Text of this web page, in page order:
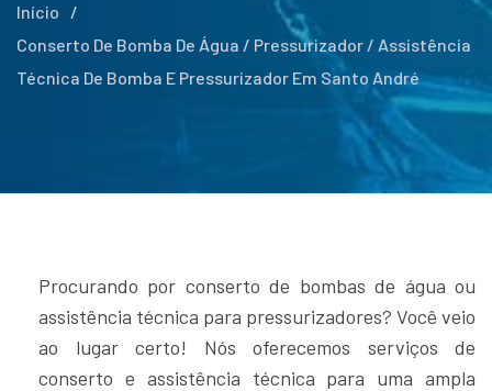
Início
/
Conserto De Bomba De Água / Pressurizador / Assistência
Técnica De Bomba E Pressurizador Em Santo André
Procurando por conserto de bombas de água ou
assistência técnica para pressurizadores? Você veio
ao lugar certo! Nós oferecemos serviços de
conserto e assistência técnica para uma ampla